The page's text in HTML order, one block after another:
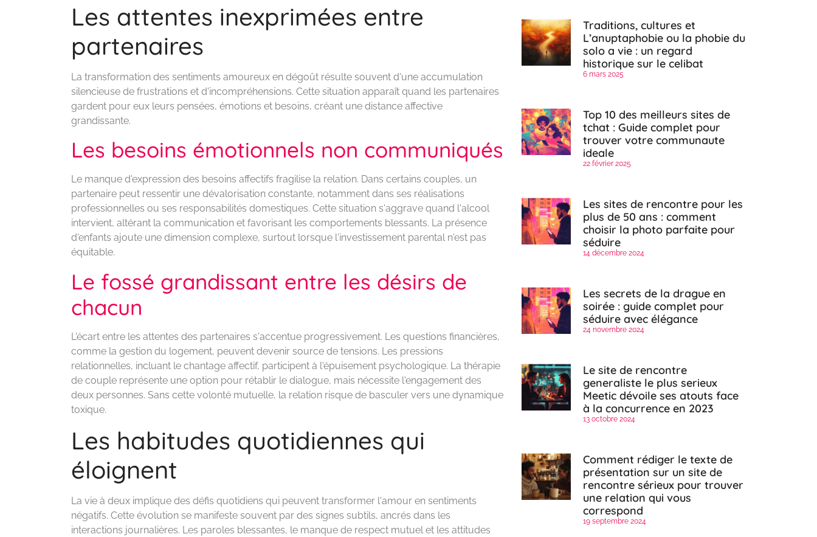
Les attentes inexprimées entre
partenaires
La transformation des sentiments amoureux en dégoût résulte souvent d'une accumulation
silencieuse de frustrations et d'incompréhensions. Cette situation apparaît quand les partenaires
gardent pour eux leurs pensées, émotions et besoins, créant une distance affective
grandissante.
Les besoins émotionnels non communiqués
Le manque d'expression des besoins affectifs fragilise la relation. Dans certains couples, un
partenaire peut ressentir une dévalorisation constante, notamment dans ses réalisations
professionnelles ou ses responsabilités domestiques. Cette situation s'aggrave quand l'alcool
intervient, altérant la communication et favorisant les comportements blessants. La présence
d'enfants ajoute une dimension complexe, surtout lorsque l'investissement parental n'est pas
équitable.
Le fossé grandissant entre les désirs de
chacun
L'écart entre les attentes des partenaires s'accentue progressivement. Les questions financières,
comme la gestion du logement, peuvent devenir source de tensions. Les pressions
relationnelles, incluant le chantage affectif, participent à l'épuisement psychologique. La thérapie
de couple représente une option pour rétablir le dialogue, mais nécessite l'engagement des
deux personnes. Sans cette volonté mutuelle, la relation risque de basculer vers une dynamique
toxique.
Les habitudes quotidiennes qui
éloignent
La vie à deux implique des défis quotidiens qui peuvent transformer l'amour en sentiments
négatifs. Cette évolution se manifeste souvent par des signes subtils, ancrés dans les
interactions journalières. Les paroles blessantes, le manque de respect mutuel et les attitudes
Traditions, cultures et
L’anuptaphobie ou la phobie du
solo a vie : un regard
historique sur le celibat
6 mars 2025
Top 10 des meilleurs sites de
tchat : Guide complet pour
trouver votre communaute
ideale
22 février 2025
Les sites de rencontre pour les
plus de 50 ans : comment
choisir la photo parfaite pour
séduire
14 décembre 2024
Les secrets de la drague en
soirée : guide complet pour
séduire avec élégance
24 novembre 2024
Le site de rencontre
generaliste le plus serieux
Meetic dévoile ses atouts face
à la concurrence en 2023
13 octobre 2024
Comment rédiger le texte de
présentation sur un site de
rencontre sérieux pour trouver
une relation qui vous
correspond
19 septembre 2024